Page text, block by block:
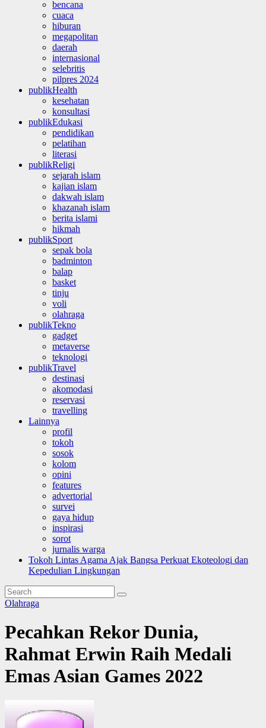
bencana
cuaca
hiburan
megapolitan
daerah
internasional
selebritis
pilpres 2024
publikHealth
kesehatan
konsultasi
publikEdukasi
pendidikan
pelatihan
literasi
publikReligi
sejarah islam
kajian islam
dakwah islam
khazanah islam
berita islami
hikmah
publikSport
sepak bola
badminton
balap
basket
tinju
voli
olahraga
publikTekno
gadget
metaverse
teknologi
publikTravel
destinasi
akomodasi
reservasi
travelling
Lainnya
profil
tokoh
sosok
kolom
opini
features
advertorial
survei
gaya hidup
inspirasi
sorot
jurnalis warga
Tokoh Lintas Agama Ajak Bangsa Perkuat Ekoteologi dan
Kepedulian Lingkungan
Olahraga
Pecahkan Rekor Dunia,
Rahmat Erwin Raih Medali
Emas Asian Games 2022